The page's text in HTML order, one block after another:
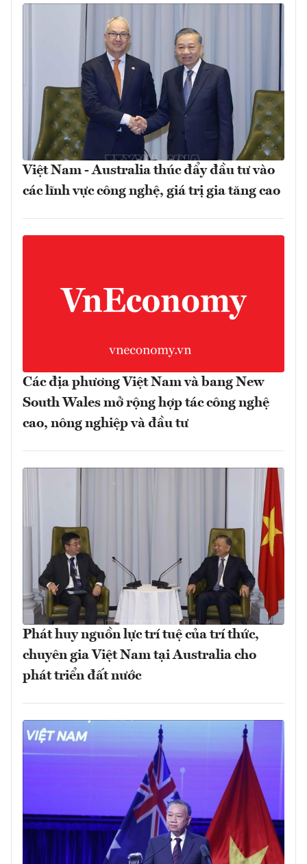
Việt Nam - Australia thúc đẩy đầu tư vào
các lĩnh vực công nghệ, giá trị gia tăng cao
Các địa phương Việt Nam và bang New
South Wales mở rộng hợp tác công nghệ
cao, nông nghiệp và đầu tư
Phát huy nguồn lực trí tuệ của trí thức,
chuyên gia Việt Nam tại Australia cho
phát triển đất nước